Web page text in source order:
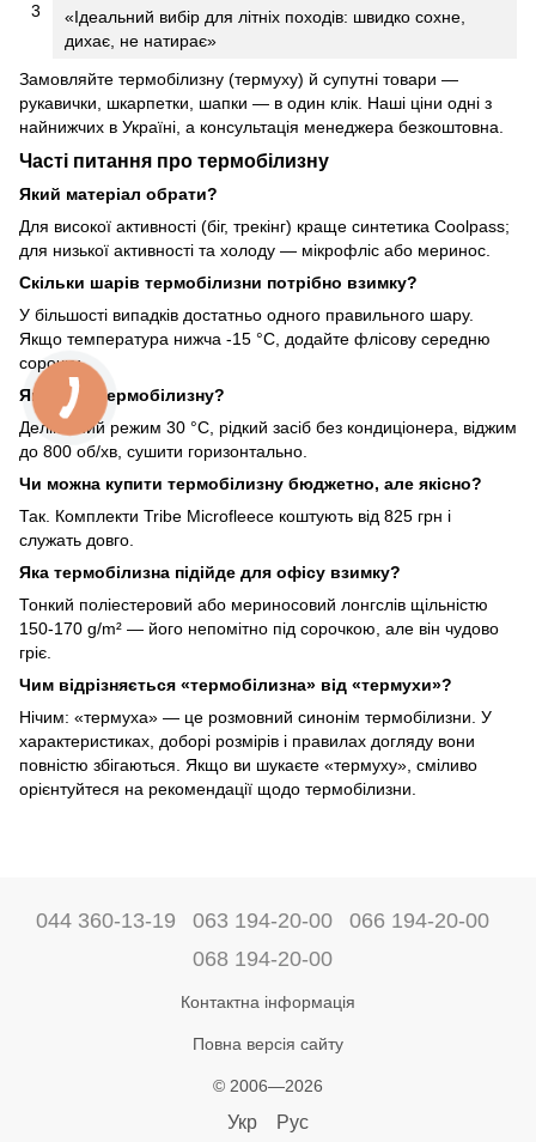
3
«Ідеальний вибір для літніх походів: швидко сохне,
дихає, не натирає»
Замовляйте термобілизну (термуху) й супутні товари —
рукавички, шкарпетки, шапки — в один клік. Наші ціни одні з
найнижчих в Україні, а консультація менеджера безкоштовна.
Часті питання про термобілизну
Який матеріал обрати?
Для високої активності (біг, трекінг) краще синтетика Coolpass;
для низької активності та холоду — мікрофліс або меринос.
Скільки шарів термобілизни потрібно взимку?
У більшості випадків достатньо одного правильного шару.
Якщо температура нижча -15 °C, додайте флісову середню
сорочку.
Як прати термобілизну?
Делікатний режим 30 °C, рідкий засіб без кондиціонера, віджим
до 800 об/хв, сушити горизонтально.
Чи можна купити термобілизну бюджетно, але якісно?
Так. Комплекти Tribe Microfleece коштують від 825 грн і
служать довго.
Яка термобілизна підійде для офісу взимку?
Тонкий поліестеровий або мериносовий лонгслів щільністю
150-170 g/m² — його непомітно під сорочкою, але він чудово
гріє.
Чим відрізняється «термобілизна» від «термухи»?
Нічим: «термуха» — це розмовний синонім термобілизни. У
характеристиках, доборі розмірів і правилах догляду вони
повністю збігаються. Якщо ви шукаєте «термуху», сміливо
орієнтуйтеся на рекомендації щодо термобілизни.
044 360-13-19 063 194-20-00
066 194-20-00
068 194-20-00
Контактна інформація
Повна версія сайту
© 2006—2026
Укр Рус